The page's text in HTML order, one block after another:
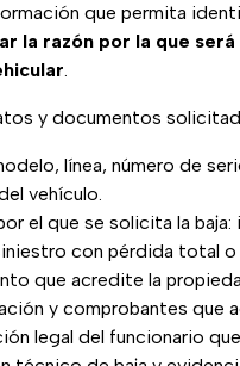
que permita
la razón por la que
.
y documentos
línea, número de
vehículo.
el que se solicita la
con pérdida total o
que acredite la
y comprobantes que
legal del funcionario